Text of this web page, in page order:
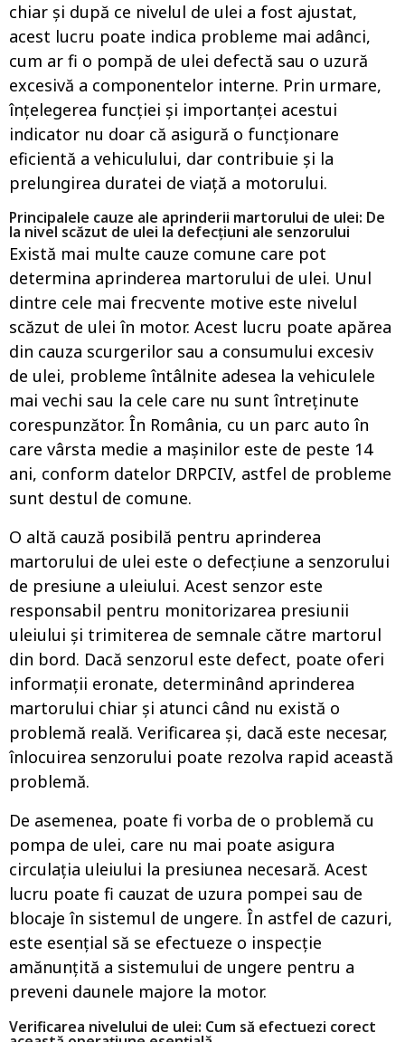
chiar și după ce nivelul de ulei a fost ajustat,
acest lucru poate indica probleme mai adânci,
cum ar fi o pompă de ulei defectă sau o uzură
excesivă a componentelor interne. Prin urmare,
înțelegerea funcției și importanței acestui
indicator nu doar că asigură o funcționare
eficientă a vehiculului, dar contribuie și la
prelungirea duratei de viață a motorului.
Principalele cauze ale aprinderii martorului de ulei: De
la nivel scăzut de ulei la defecțiuni ale senzorului
Există mai multe cauze comune care pot
determina aprinderea martorului de ulei. Unul
dintre cele mai frecvente motive este nivelul
scăzut de ulei în motor. Acest lucru poate apărea
din cauza scurgerilor sau a consumului excesiv
de ulei, probleme întâlnite adesea la vehiculele
mai vechi sau la cele care nu sunt întreținute
corespunzător. În România, cu un parc auto în
care vârsta medie a mașinilor este de peste 14
ani, conform datelor DRPCIV, astfel de probleme
sunt destul de comune.
O altă cauză posibilă pentru aprinderea
martorului de ulei este o defecțiune a senzorului
de presiune a uleiului. Acest senzor este
responsabil pentru monitorizarea presiunii
uleiului și trimiterea de semnale către martorul
din bord. Dacă senzorul este defect, poate oferi
informații eronate, determinând aprinderea
martorului chiar și atunci când nu există o
problemă reală. Verificarea și, dacă este necesar,
înlocuirea senzorului poate rezolva rapid această
problemă.
De asemenea, poate fi vorba de o problemă cu
pompa de ulei, care nu mai poate asigura
circulația uleiului la presiunea necesară. Acest
lucru poate fi cauzat de uzura pompei sau de
blocaje în sistemul de ungere. În astfel de cazuri,
este esențial să se efectueze o inspecție
amănunțită a sistemului de ungere pentru a
preveni daunele majore la motor.
Verificarea nivelului de ulei: Cum să efectuezi corect